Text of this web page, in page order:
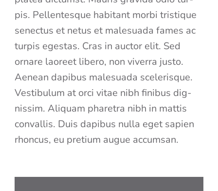
pis. Pel­len­tes­que habi­tant mor­bi tris­tique
senec­tus et netus et male­sua­da fames ac
tur­pis eges­tas. Cras in auc­tor elit. Sed
ornare lao­reet libe­ro, non viver­ra jus­to.
Aene­an dapi­bus male­sua­da sce­le­ris­que.
Ves­ti­bu­lum at orci vitae nibh fini­bus dig­
nis­sim. Ali­quam pha­re­tra nibh in mat­tis
con­val­lis. Duis dapi­bus nulla eget sapi­en
rhon­cus, eu pre­ti­um augue accumsan.